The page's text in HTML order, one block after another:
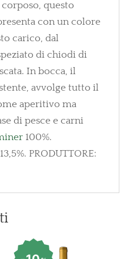
questo
con un colore
carico, dal
di chiodi di
In bocca, il
avvolge tutto il
aperitivo ma
di pesce e carni
100%.
PRODUTTORE: